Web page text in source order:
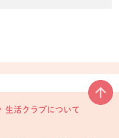
生活クラブについて